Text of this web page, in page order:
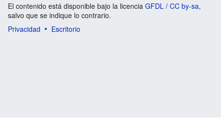
El contenido está disponible bajo la licencia GFDL / CC by-sa,
salvo que se indique lo contrario.
Privacidad
Escritorio